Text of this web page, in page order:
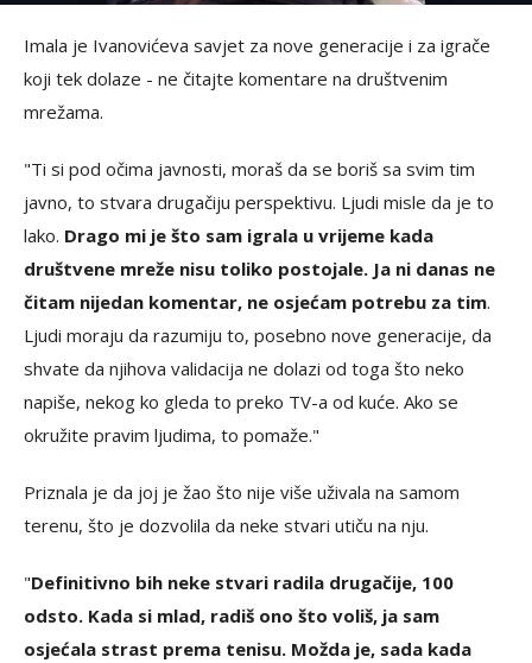
Imala je Ivanovićeva savjet za nove generacije i za igrače
koji tek dolaze - ne čitajte komentare na društvenim
mrežama.
"Ti si pod očima javnosti, moraš da se boriš sa svim tim
javno, to stvara drugačiju perspektivu. Ljudi misle da je to
lako. Drago mi je što sam igrala u vrijeme kada
društvene mreže nisu toliko postojale. Ja ni danas ne
čitam nijedan komentar, ne osjećam potrebu za tim.
Ljudi moraju da razumiju to, posebno nove generacije, da
shvate da njihova validacija ne dolazi od toga što neko
napiše, nekog ko gleda to preko TV-a od kuće. Ako se
okružite pravim ljudima, to pomaže."
Priznala je da joj je žao što nije više uživala na samom
terenu, što je dozvolila da neke stvari utiču na nju.
"Definitivno bih neke stvari radila drugačije, 100
odsto. Kada si mlad, radiš ono što voliš, ja sam
osjećala strast prema tenisu. Možda je, sada kada